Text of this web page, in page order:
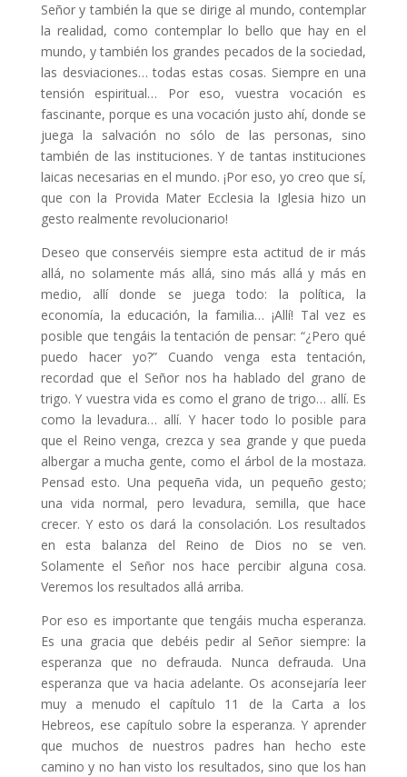
Señor y también la que se dirige al mundo, contemplar
la realidad, como contemplar lo bello que hay en el
mundo, y también los grandes pecados de la sociedad,
las desviaciones… todas estas cosas. Siempre en una
tensión espiritual… Por eso, vuestra vocación es
fascinante, porque es una vocación justo ahí, donde se
juega la salvación no sólo de las personas, sino
también de las instituciones. Y de tantas instituciones
laicas necesarias en el mundo. ¡Por eso, yo creo que sí,
que con la Provida Mater Ecclesia la Iglesia hizo un
gesto realmente revolucionario!
Deseo que conservéis siempre esta actitud de ir más
allá, no solamente más allá, sino más allá y más en
medio, allí donde se juega todo: la política, la
economía, la educación, la familia… ¡Allí! Tal vez es
posible que tengáis la tentación de pensar: “¿Pero qué
puedo hacer yo?” Cuando venga esta tentación,
recordad que el Señor nos ha hablado del grano de
trigo. Y vuestra vida es como el grano de trigo… allí. Es
como la levadura… allí. Y hacer todo lo posible para
que el Reino venga, crezca y sea grande y que pueda
albergar a mucha gente, como el árbol de la mostaza.
Pensad esto. Una pequeña vida, un pequeño gesto;
una vida normal, pero levadura, semilla, que hace
crecer. Y esto os dará la consolación. Los resultados
en esta balanza del Reino de Dios no se ven.
Solamente el Señor nos hace percibir alguna cosa.
Veremos los resultados allá arriba.
Por eso es importante que tengáis mucha esperanza.
Es una gracia que debéis pedir al Señor siempre: la
esperanza que no defrauda. Nunca defrauda. Una
esperanza que va hacia adelante. Os aconsejaría leer
muy a menudo el capítulo 11 de la Carta a los
Hebreos, ese capítulo sobre la esperanza. Y aprender
que muchos de nuestros padres han hecho este
camino y no han visto los resultados, sino que los han